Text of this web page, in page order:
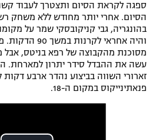
ספגה לקראת הסיום ותצטרך לעבוד
הסיום. אחרי יותר מחודש ללא משחק
בהונגריה, גבי קניקובסקי שמר על
והיה אחראי
עשה את ההבדל סידר יתרון למארחת.
זארורי השווה בביצוע נהדר ארבע
פנאתינייקוס במקום ה-18.